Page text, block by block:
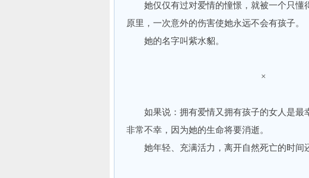
她仅仅有过对爱情的憧憬，就被一个只懂
原里，一次意外的伤害使她永远不会有孩子。
她的名字叫紫水貂。
×
如果说：拥有爱情又拥有孩子的女人是最
非常不幸，因为她的生命将要消逝。
她年轻、充满活力，离开自然死亡的时间